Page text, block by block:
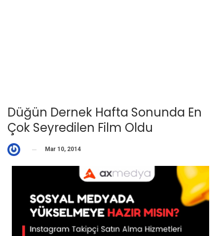
Düğün Dernek Hafta Sonunda En
Çok Seyredilen Film Oldu
Mar 10, 2014